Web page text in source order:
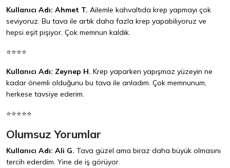
Kullanıcı Adı: Ahmet T. Ailemle kahvaltıda krep yapmayı çok
seviyoruz. Bu tava ile artık daha fazla krep yapabiliyoruz ve
hepsi eşit pişiyor. Çok memnun kaldık.
⭐⭐⭐⭐
Kullanıcı Adı: Zeynep H. Krep yaparken yapışmaz yüzeyin ne
kadar önemli olduğunu bu tava ile anladım. Çok memnunum,
herkese tavsiye ederim.
⭐⭐⭐⭐⭐
Olumsuz Yorumlar
Kullanıcı Adı: Ali G. Tava güzel ama biraz daha büyük olmasını
tercih ederdim. Yine de iş görüyor.